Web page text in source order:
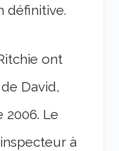
définitive.
ont
David,
Le
à